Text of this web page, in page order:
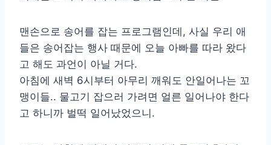
맨손으로 송어를 잡는 프로그램인데, 사실 우리 애
들은 송어잡는 행사 때문에 오늘 아빠를 따라 왔다
고 해도 과언이 아닐 거다.
아침에 새벽 6시부터 아무리 깨워도 안일어나는 꼬
맹이들.. 물고기 잡으러 가려면 얼른 일어나야 한다
고 하니까 벌떡 일어났었으니.